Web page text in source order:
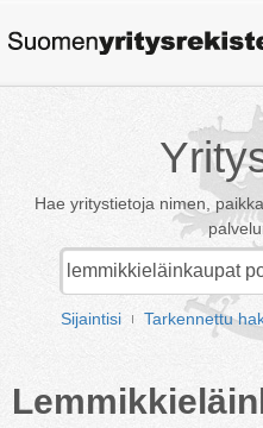
Hae yritystietoja nimen,
Sijaintisi Tarkennettu